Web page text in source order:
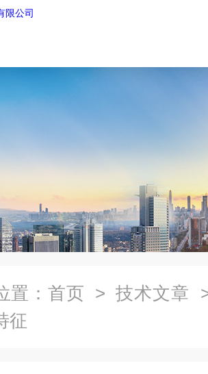
置： 首页 > 技术文章
征